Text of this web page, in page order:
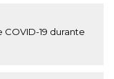
19 durante